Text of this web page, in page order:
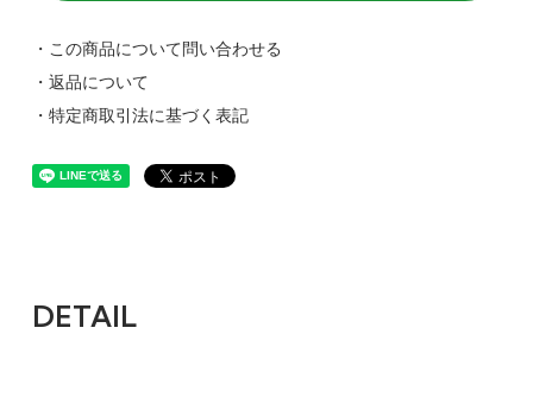
・この商品について問い合わせる
・返品について
・特定商取引法に基づく表記
DETAIL